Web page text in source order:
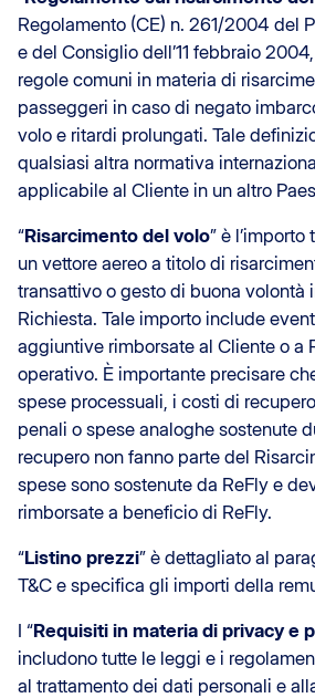
Regolamento (CE) n. 261/2004 del
e del Consiglio dell’11 febbraio
regole comuni in materia di
passeggeri in caso di negato
volo e ritardi prolungati. Tale
qualsiasi altra normativa
applicabile al Cliente in un altro
“Risarcimento del volo” è
un vettore aereo a titolo di
transattivo o gesto di buona volontà
Richiesta. Tale importo include
aggiuntive rimborsate al Cliente o a
operativo. È importante precisare
spese processuali, i costi di
penali o spese analoghe sostenute
recupero non fanno parte del
spese sono sostenute da ReFly e
rimborsate a beneficio di ReFly.
“Listino prezzi” è dettagliato al
T&C e specifica gli importi della
I “Requisiti in materia di privacy e
includono tutte le leggi e i
al trattamento dei dati personali e